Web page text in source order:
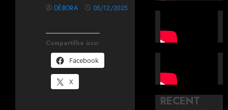
Compartilhe isso:
Facebook
X
DÉBORA 05/12/2025
RECENT